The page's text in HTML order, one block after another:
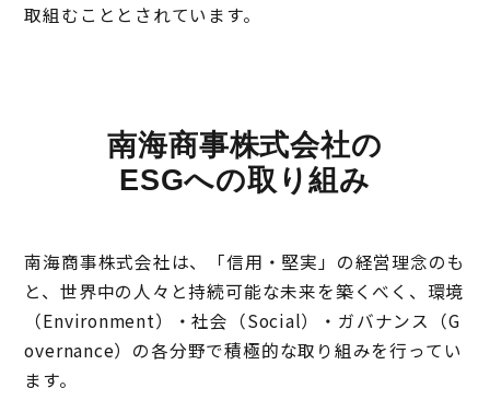
取組むこととされています。
南海商事株式会社の
ESGへの取り組み
南海商事株式会社は、「信用・堅実」の経営理念のも
と、世界中の人々と持続可能な未来を築くべく、環境
（Environment）・社会（Social）・ガバナンス（G
overnance）の各分野で積極的な取り組みを行ってい
ます。